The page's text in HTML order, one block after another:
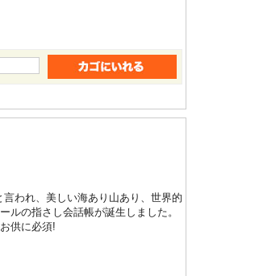
われ、美しい海あり山あり、世界的
ルの指さし会話帳が誕生しました。
供に必須!